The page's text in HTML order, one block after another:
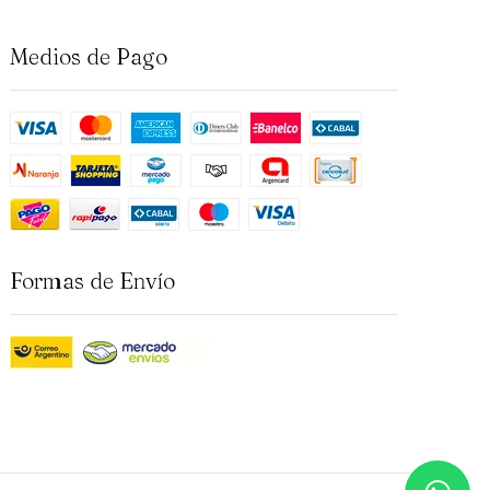
Medios de Pago
Formas de Envío